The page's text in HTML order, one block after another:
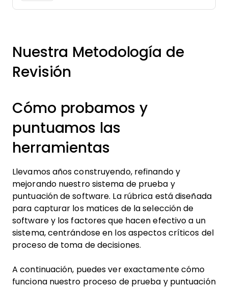
Nuestra Metodología de
Revisión
Cómo probamos y
puntuamos las
herramientas
Llevamos años construyendo, refinando y
mejorando nuestro sistema de prueba y
puntuación de software. La rúbrica está diseñada
para capturar los matices de la selección de
software y los factores que hacen efectivo a un
sistema, centrándose en los aspectos críticos del
proceso de toma de decisiones.
A continuación, puedes ver exactamente cómo
funciona nuestro proceso de prueba y puntuación